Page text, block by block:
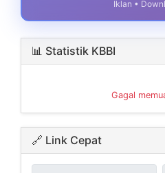
Iklan •
📊 Statistik KBBI
Gagal
🔗 Link Cepat